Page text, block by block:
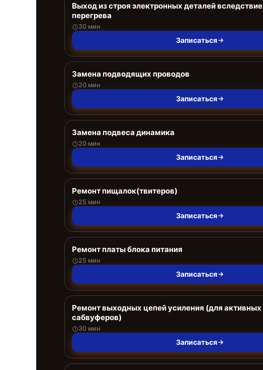
Выход из строя электронных деталей вследствие
перегрева
30 мин
Записаться
Замена подводящих проводов
20 мин
Записаться
Замена подвеса динамика
20 мин
Записаться
Ремонт пищалок(твитеров)
25 мин
Записаться
Ремонт платы блока питания
25 мин
Записаться
Ремонт выходных цепей усиления (для активных
сабвуферов)
30 мин
Записаться